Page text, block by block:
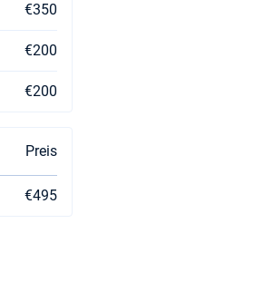
€350
€200
€200
Preis
€495